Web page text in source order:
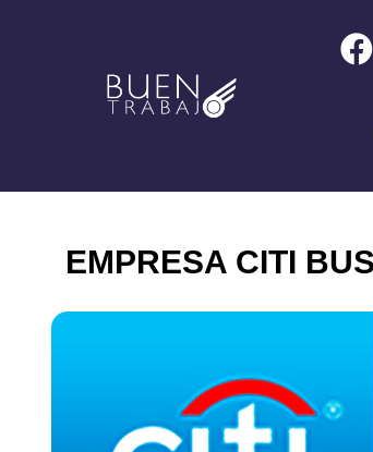
EMPRESA CITI